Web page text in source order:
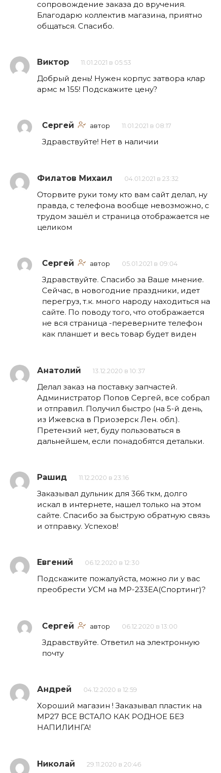
сопровождение заказа до вручения.
Благодарю коллектив магазина, приятно
общаться. Спасибо.
Виктор 11.01.2021 в 05:53
Добрый день! Нужен корпус затвора клар
армс м 155! Подскажите цену?
Сергей автор 11.01.2021 в 08:17
Здравствуйте! Нет в наличии
Филатов Михаил 04.01.2021 в 23:32
Оторвите руки тому кто вам сайт делал, ну
правда, с телефона вообще невозможно, с
трудом зашёл и страница отображается не
целиком
Сергей автор 05.01.2021 в 09:04
Здравствуйте. Спасибо за Ваше мнение.
Сейчас, в новогодние праздники, идет
перегруз, т.к. много народу находиться на
сайте. По поводу того, что отображается
не вся страница -переверните телефон
как планшет и весь товар будет виден
Анатолий 13.12.2020 в 10:37
Делал заказ на поставку запчастей.
Администратор Попов Сергей, все собрал
и отправил. Получил быстро (на 5-й день,
из Ижевска в Приозерск Лен. обл.).
Претензий нет, буду пользоваться в
дальнейшем, если понадобятся детальки.
Рашид 11.12.2020 в 23:16
Заказывал дульник для 366 ткм, долго
искал в интернете, нашел только на этом
сайте. Спасибо за быструю обратную связь
и отправку. Успехов!
Евгений 06.12.2020 в 12:30
Подскажите пожалуйста, можно ли у вас
преобрести УСМ на МР-233ЕА(Спортинг)?
Сергей автор 06.12.2020 в 13:00
Здравствуйте. Ответил на электронную
почту
Андрей 04.12.2020 в 12:59
Хороший магазин ! Заказывал пластик на
МР27 ВСЕ ВСТАЛО КАК РОДНОЕ БЕЗ
НАПИЛИНГА!
Николай 29.11.2020 в 20:46